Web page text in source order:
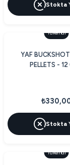
Stokta
Tükendi
YAF
PELLETS - 12
Stokta
Tükendi